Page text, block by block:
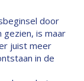
door
gezien, is maar
juist meer
in de